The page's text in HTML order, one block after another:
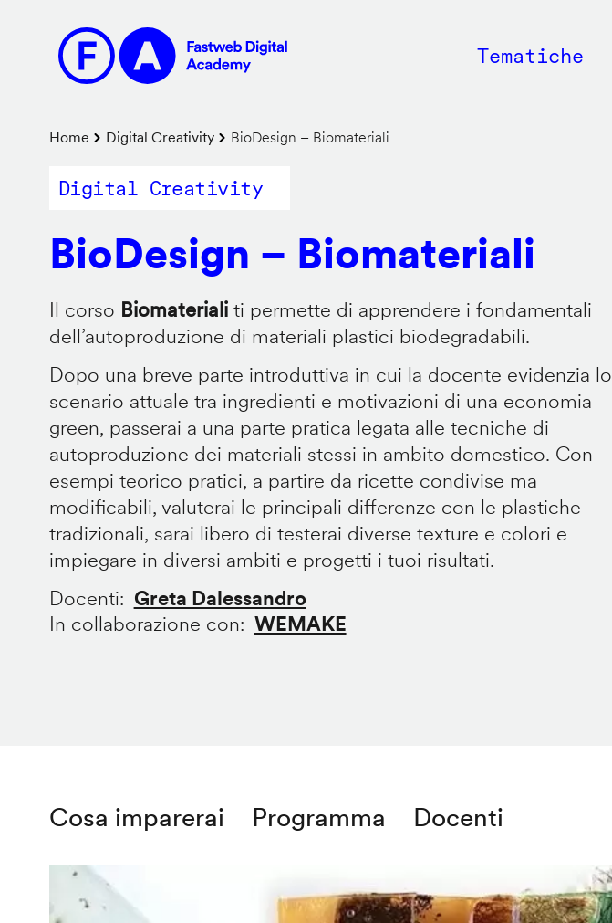
contenuto
principale
Main
Tematiche
Briciole
di
Home Digital Creativity BioDesign – Biomateriali
Digital Creativity
BioDesign – Biomateriali
Il corso Biomaterialiti permette di apprendere i fondamentali
dell’autoproduzione di materiali plastici biodegradabili.
Dopo una breve parte introduttiva in cui la docente evidenzia lo
scenario attuale tra ingredienti e motivazioni di una economia
green, passerai a una parte pratica legata alle tecniche di
autoproduzione dei materiali stessi in ambito domestico. Con
esempi teorico pratici, a partire da ricette condivise ma
modificabili, valuterai le principali differenze con le plastiche
tradizionali, sarai libero di testerai diverse texture e colori e
impiegare in diversi ambiti e progetti i tuoi risultati.
Docenti
Greta Dalessandro
In collaborazione con
WEMAKE
Cosa imparerai Programma Docenti